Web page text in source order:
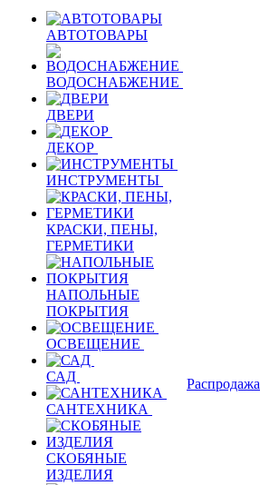
АВТОТОВАРЫ
ВОДОСНАБЖЕНИЕ
ДВЕРИ
ДЕКОР
ИНСТРУМЕНТЫ
КРАСКИ, ПЕНЫ,
ГЕРМЕТИКИ
НАПОЛЬНЫЕ
ПОКРЫТИЯ
ОСВЕЩЕНИЕ
САД
САНТЕХНИКА
СКОБЯНЫЕ
ИЗДЕЛИЯ
Распродажа